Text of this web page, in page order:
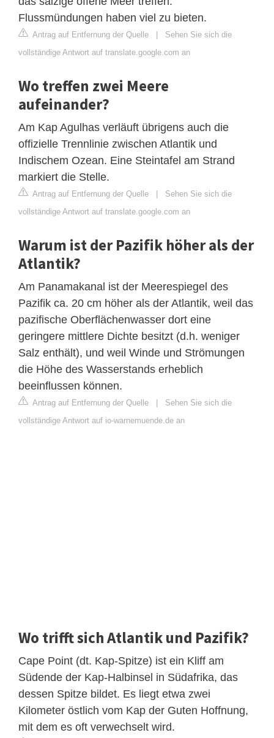
Flussmündungen haben viel zu bieten.
Antrag auf Entfernung der Quelle | Sehen Sie sich die
vollständige Antwort auf translate.google.com an
Wo treffen zwei Meere
aufeinander?
Am Kap Agulhas verläuft übrigens auch die
offizielle Trennlinie zwischen Atlantik und
Indischem Ozean. Eine Steintafel am Strand
markiert die Stelle.
Antrag auf Entfernung der Quelle | Sehen Sie sich die
vollständige Antwort auf translate.google.com an
Warum ist der Pazifik höher als der
Atlantik?
Am Panamakanal ist der Meerespiegel des
Pazifik ca. 20 cm höher als der Atlantik, weil das
pazifische Oberflächenwasser dort eine
geringere mittlere Dichte besitzt (d.h. weniger
Salz enthält), und weil Winde und Strömungen
die Höhe des Wasserstands erheblich
beeinflussen können.
Antrag auf Entfernung der Quelle | Sehen Sie sich die
vollständige Antwort auf io-warnemuende.de an
Wo trifft sich Atlantik und Pazifik?
Cape Point (dt. Kap-Spitze) ist ein Kliff am
Südende der Kap-Halbinsel in Südafrika, das
dessen Spitze bildet. Es liegt etwa zwei
Kilometer östlich vom Kap der Guten Hoffnung,
mit dem es oft verwechselt wird.